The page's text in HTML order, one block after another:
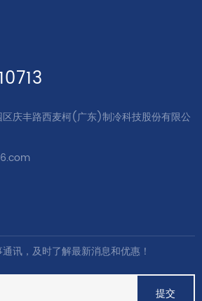
庆丰路西麦柯(广东)制冷科技股份有限公
，及时了解最新消息和优惠！